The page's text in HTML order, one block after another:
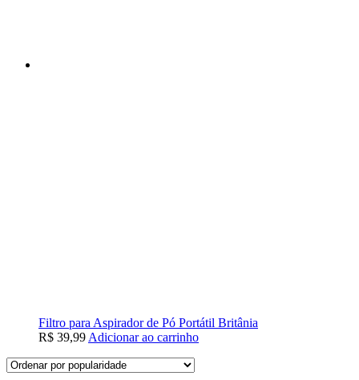
Filtro para Aspirador de Pó Portátil Britânia
R$ 39,99Adicionar ao carrinho